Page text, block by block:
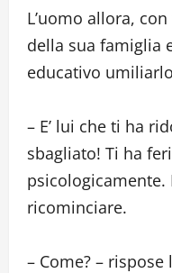
L’uomo allora,
della sua famiglia
educativo
– E’ lui che ti ha
sbagliato! Ti ha
psicologicamente.
ricominciare.
– Come? –